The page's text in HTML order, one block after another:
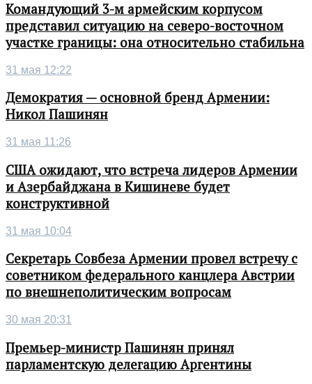
Командующий 3-м армейским корпусом
представил ситуацию на северо-восточном
участке границы: она относительно стабильна
31 мая 12:22
Демократия — основной бренд Армении:
Никол Пашинян
31 мая 11:26
США ожидают, что встреча лидеров Армении
и Азербайджана в Кишиневе будет
конструктивной
31 мая 10:04
Секретарь Совбеза Армении провел встречу с
советником федерального канцлера Австрии
по внешнеполитическим вопросам
30 мая 20:31
Премьер-министр Пашинян принял
парламентскую делегацию Аргентины